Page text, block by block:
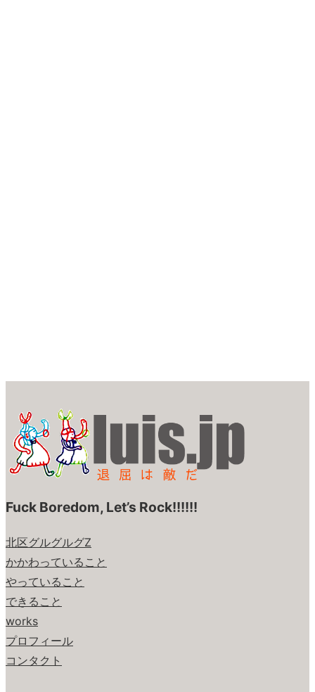
Fuck Boredom, Let’s Rock!!!!!!
北区グルグルグZ
かかわっていること
やっていること
できること
works
プロフィール
コンタクト